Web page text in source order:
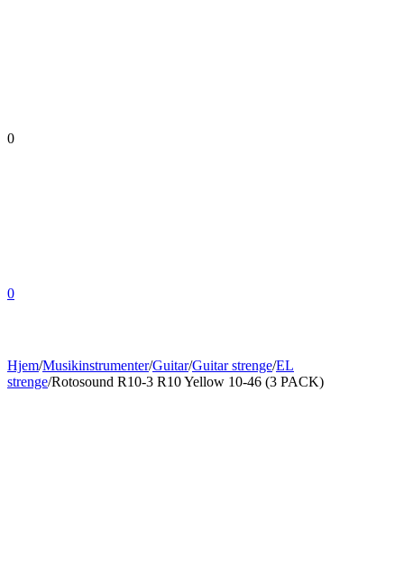
0
0
Hjem/Musikinstrumenter/Guitar/Guitar strenge/EL
strenge/Rotosound R10-3 R10 Yellow 10-46 (3 PACK)